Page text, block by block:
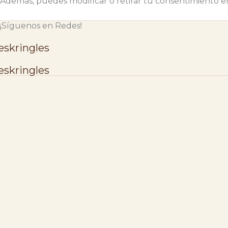
¡Síguenos en Redes!